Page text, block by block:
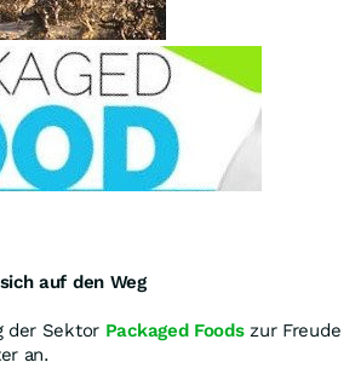
auf den Weg
der Sektor Packaged Foodszur Freude
an.